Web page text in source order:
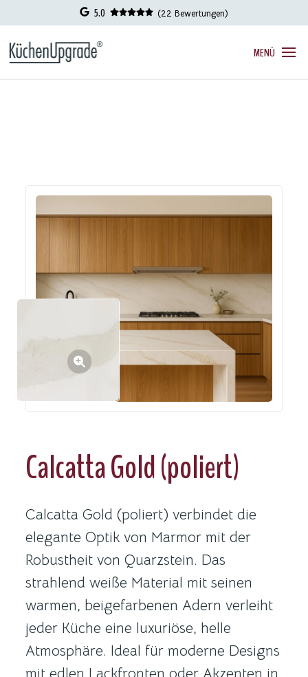
5.0 (22 Bewertungen)
MENÜ
Calcatta Gold (poliert)
Calcatta Gold (poliert) verbindet die
elegante Optik von Marmor mit der
Robustheit von Quarzstein. Das
strahlend weiße Material mit seinen
warmen, beigefarbenen Adern verleiht
jeder Küche eine luxuriöse, helle
Atmosphäre. Ideal für moderne Designs
mit edlen Lackfronten oder Akzenten in